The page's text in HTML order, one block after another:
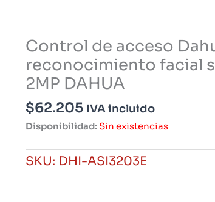
Control de acceso
reconocimiento facial
2MP DAHUA
$62.205 IVA incluido
Disponibilidad: Sin existencias
SKU: DHI-ASI3203E